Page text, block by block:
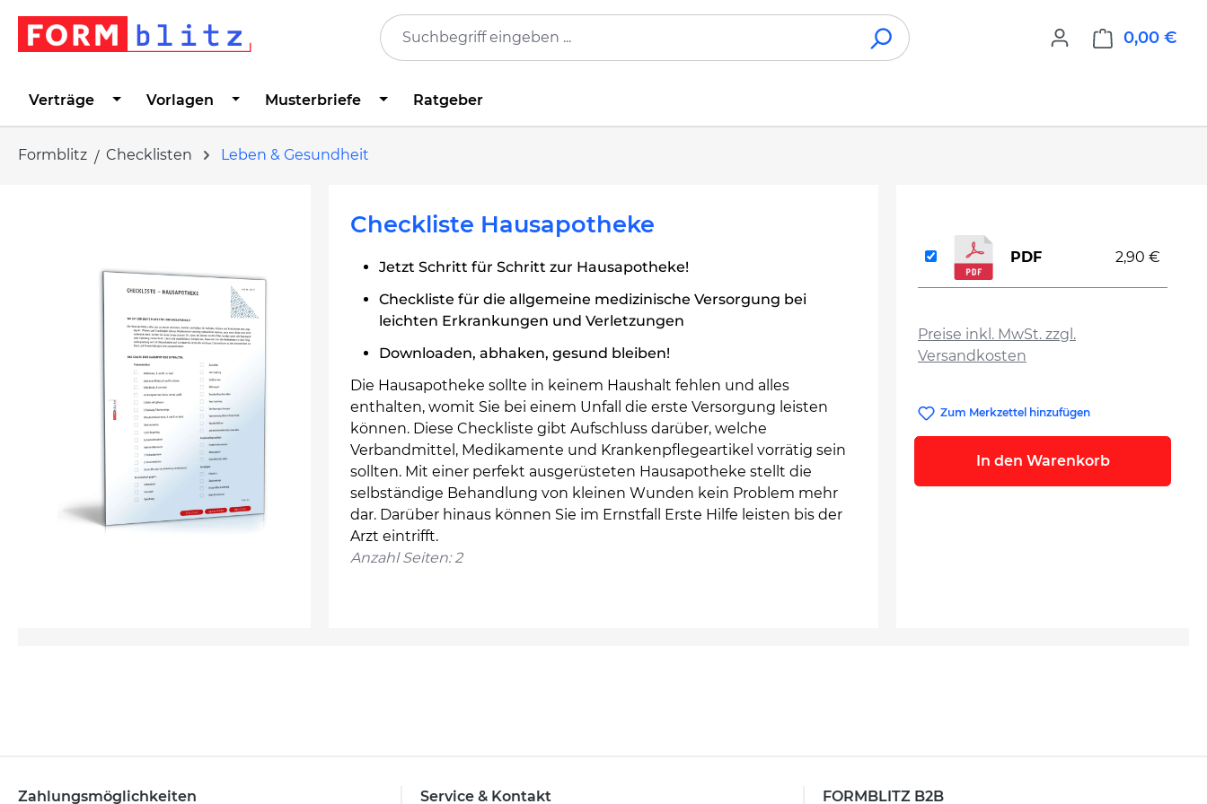
Zur Hauptnavigation springen
0,00 €
Verträge Vorlagen Musterbriefe Ratgeber
Formblitz Checklisten Leben & Gesundheit
Checkliste Hausapotheke
Jetzt Schritt für Schritt zur Hausapotheke!
Checkliste für die allgemeine medizinische Versorgung bei
leichten Erkrankungen und Verletzungen
Downloaden, abhaken, gesund bleiben!
Die Hausapotheke sollte in keinem Haushalt fehlen und alles
enthalten, womit Sie bei einem Unfall die erste Versorgung leisten
können. Diese Checkliste gibt Aufschluss darüber, welche
Verbandmittel, Medikamente und Krankenpflegeartikel vorrätig sein
sollten. Mit einer perfekt ausgerüsteten Hausapotheke stellt die
selbständige Behandlung von kleinen Wunden kein Problem mehr
dar. Darüber hinaus können Sie im Ernstfall Erste Hilfe leisten bis der
Arzt eintrifft.
Anzahl Seiten: 2
Preise inkl. MwSt. zzgl.
Versandkosten
PDF 2,90 €
Zum Merkzettel hinzufügen
In den Warenkorb
Zahlungsmöglichkeiten Service & Kontakt FORMBLITZ B2B